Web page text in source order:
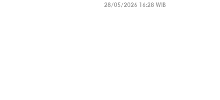
28/05/2026 16:28 WIB